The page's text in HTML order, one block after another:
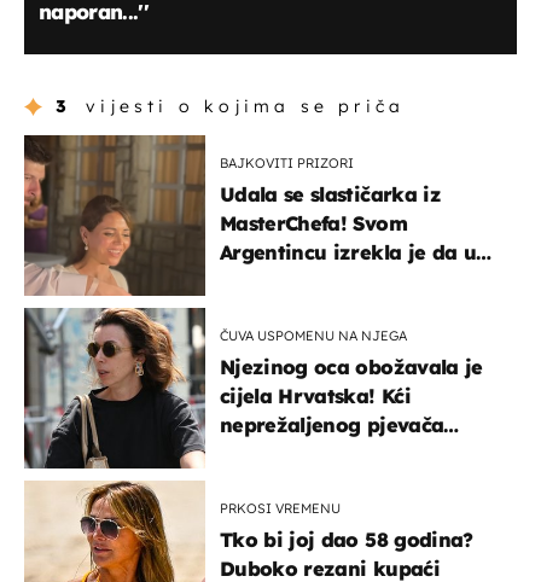
naporan...''
3 vijesti o kojima se priča
BAJKOVITI PRIZORI
Udala se slastičarka iz
MasterChefa! Svom
Argentincu izrekla je da u
ČUVA USPOMENU NA NJEGA
Njezinog oca obožavala je
cijela Hrvatska! Kći
neprežaljenog pjevača
PRKOSI VREMENU
Tko bi joj dao 58 godina?
Duboko rezani kupaći